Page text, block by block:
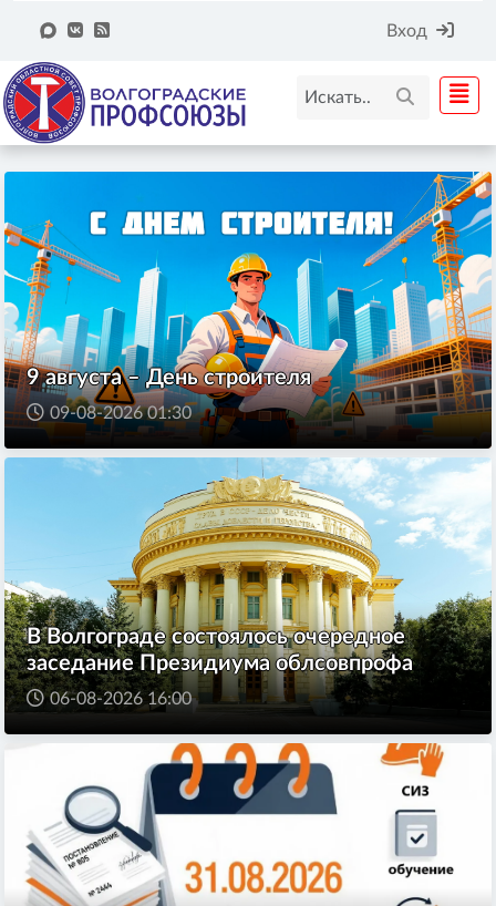
Вход
9 августа – День строителя
09-08-2026 01:30
В Волгограде состоялось очередное
заседание Президиума облсовпрофа
06-08-2026 16:00